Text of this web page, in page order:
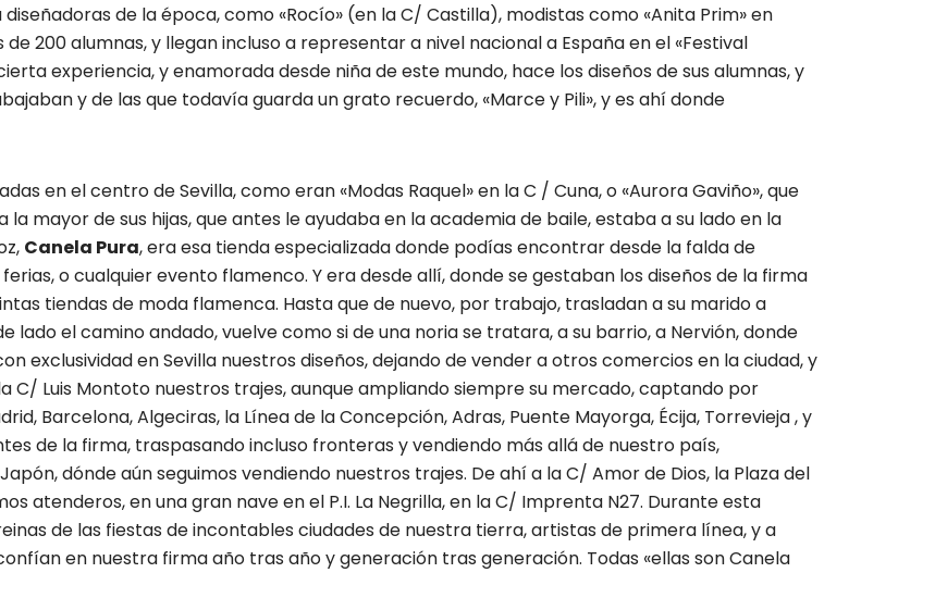
de la época, como «Rocío» (en la C/ Castilla), modistas como «Anita Prim» en
200 alumnas, y llegan incluso a representar a nivel nacional a España en el «Festival
experiencia, y enamorada desde niña de este mundo, hace los diseños de sus alumnas, y
y de las que todavía guarda un grato recuerdo, «Marce y Pili», y es ahí donde
en el centro de Sevilla, como eran «Modas Raquel» en la C / Cuna, o «Aurora Gaviño», que
mayor de sus hijas, que antes le ayudaba en la academia de baile, estaba a su lado en la
Canela Pura, era esa tienda especializada donde podías encontrar desde la falda de
o cualquier evento flamenco. Y era desde allí, donde se gestaban los diseños de la firma
tiendas de moda flamenca. Hasta que de nuevo, por trabajo, trasladan a su marido a
lado el camino andado, vuelve como si de una noria se tratara, a su barrio, a Nervión, donde
exclusividad en Sevilla nuestros diseños, dejando de vender a otros comercios en la ciudad, y
C/ Luis Montoto nuestros trajes, aunque ampliando siempre su mercado, captando por
Barcelona, Algeciras, la Línea de la Concepción, Adras, Puente Mayorga, Écija, Torrevieja , y
de la firma, traspasando incluso fronteras y vendiendo más allá de nuestro país,
dónde aún seguimos vendiendo nuestros trajes. De ahí a la C/ Amor de Dios, la Plaza del
atenderos, en una gran nave en el P.I. La Negrilla, en la C/ Imprenta N27. Durante esta
de las fiestas de incontables ciudades de nuestra tierra, artistas de primera línea, y a
en nuestra firma año tras año y generación tras generación. Todas «ellas son Canela